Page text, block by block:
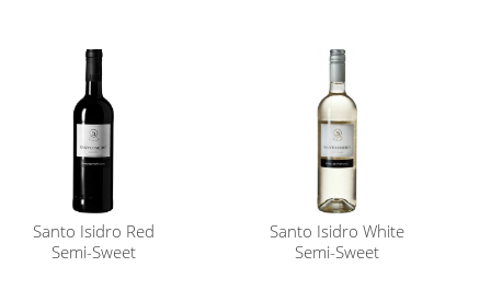
Santo Isidro Red
Semi-Sweet
Santo Isidro White
Semi-Sweet